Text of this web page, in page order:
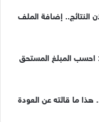
النتائج.. إضافة الملف
“حق الصرف 750 يورو”: احسب المبلغ المستحق
هذا ما قالته عن العودة